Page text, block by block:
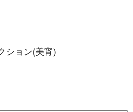
ション(美宵)